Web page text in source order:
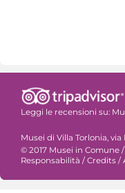
Leggi le recensioni su:
Musei di Villa Torlonia,
© 2017 Musei in Comune /
Responsabilità /Credits /